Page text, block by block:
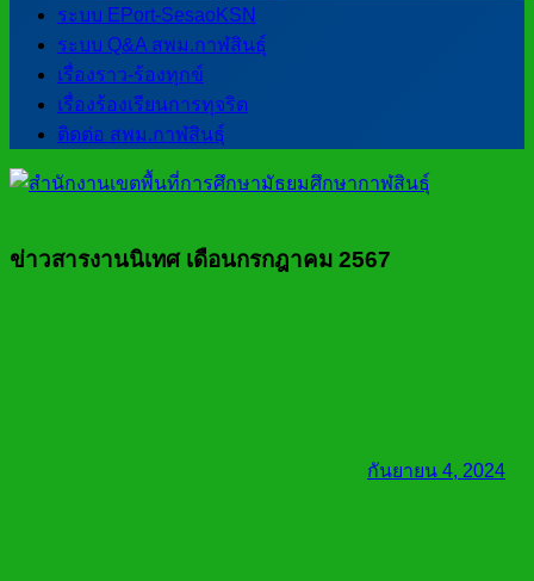
ระบบ EPort-SesaoKSN
ระบบ Q&A สพม.กาฬสินธุ์
เรื่องราว-ร้องทุกข์
เรื่องร้องเรียนการทุจริต
ติดต่อ สพม.กาฬสินธุ์
ข่าวสารงานนิเทศ เดือนกรกฎาคม 2567
กันยายน 4, 2024